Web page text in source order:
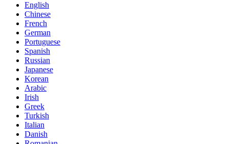
English
Chinese
French
German
Portuguese
Spanish
Russian
Japanese
Korean
Arabic
Irish
Greek
Turkish
Italian
Danish